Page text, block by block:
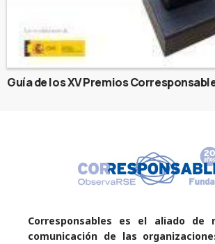
Guía de los XV Premios
Corresponsables es el aliado de
comunicación de las